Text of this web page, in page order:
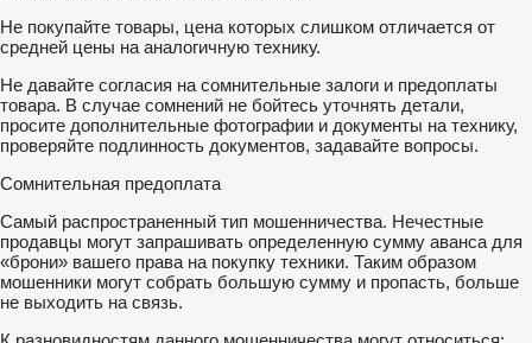
Möller Scholz
Bus & Truck Parts
Verkauft wird eine gebrauchte Hinterachse aus einem Mercedes
Citaro Bus, Baujahr 2013
Stücklistennummer: 4472040101
OE Nr. A6283503604
Übersetzung 5,27
Viele weitere Teile im Lager
Bei Fragen kontaktieren Sie uns gerne per E-Mail oder per
Telefon
Tel:показать контакты
Möller Scholz
Не покупайте товары, цена которых слишком отличается от
средней цены на аналогичную технику.
Не давайте согласия на сомнительные залоги и предоплаты
товара. В случае сомнений не бойтесь уточнять детали,
просите дополнительные фотографии и документы на технику,
проверяйте подлинность документов, задавайте вопросы.
Сомнительная предоплата
Самый распространенный тип мошенничества. Нечестные
продавцы могут запрашивать определенную сумму аванса для
«брони» вашего права на покупку техники. Таким образом
мошенники могут собрать большую сумму и пропасть, больше
не выходить на связь.